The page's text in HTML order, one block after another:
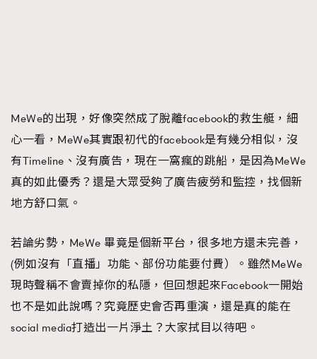
MeWe的出現，好像突然成了脫離facebook的救生艇，細
心一看，MeWe其實跟初代的facebook是有幾分相似，沒
有Timeline、沒有廣告，現在一窩瘋的跳船，是因為MeWe
真的如此優秀？還是大眾受夠了廣告疲勞和監控，找個新
地方舒口氣。
若論劣勢，MeWe 畢竟是個新平台，很多地方還未完善，
(例如沒有「直播」功能、部份功能要付費）。雖然MeWe
現時聲稱不會賣掉你的私隱，但回想起來Facebook一開始
也不是如此說嗎？究竟歷史會否再重演，還是真的能在
social media打造出一片淨土？大家拭目以待吧。